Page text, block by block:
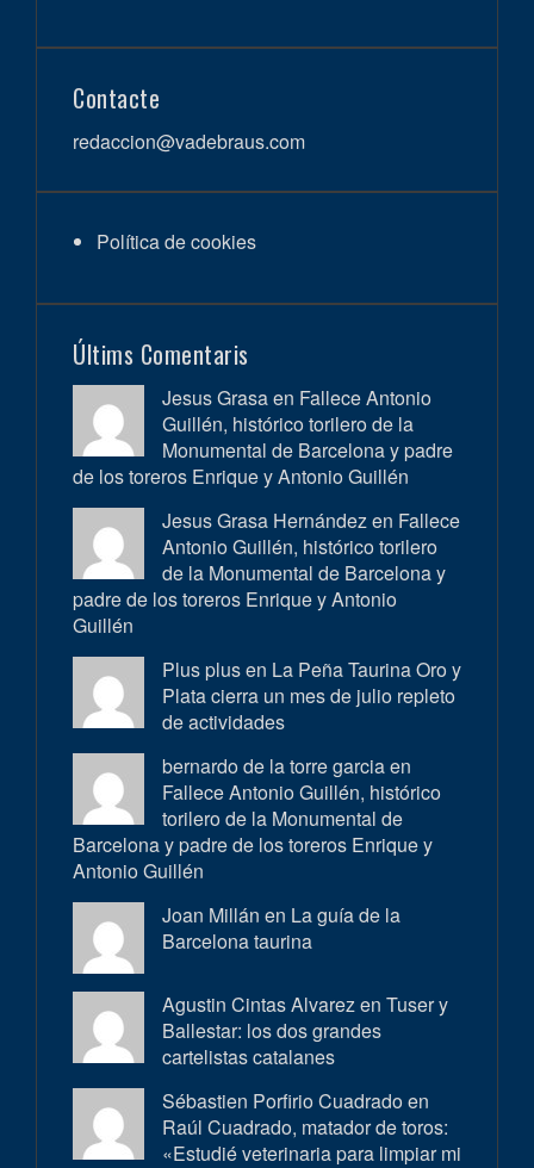
Contacte
redaccion@vadebraus.com
Política de cookies
Últims Comentaris
Jesus Grasa en Fallece Antonio
Guillén, histórico torilero de la
Monumental de Barcelona y padre
de los toreros Enrique y Antonio Guillén
Jesus Grasa Hernández en Fallece
Antonio Guillén, histórico torilero
de la Monumental de Barcelona y
padre de los toreros Enrique y Antonio
Guillén
Plus plus en La Peña Taurina Oro y
Plata cierra un mes de julio repleto
de actividades
bernardo de la torre garcia en
Fallece Antonio Guillén, histórico
torilero de la Monumental de
Barcelona y padre de los toreros Enrique y
Antonio Guillén
Joan Millán en La guía de la
Barcelona taurina
Agustin Cintas Alvarez en Tuser y
Ballestar: los dos grandes
cartelistas catalanes
Sébastien Porfirio Cuadrado en
Raúl Cuadrado, matador de toros:
«Estudié veterinaria para limpiar mi